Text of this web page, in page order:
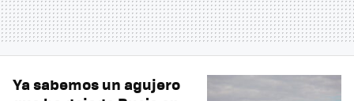
Ya sabemos un agujero